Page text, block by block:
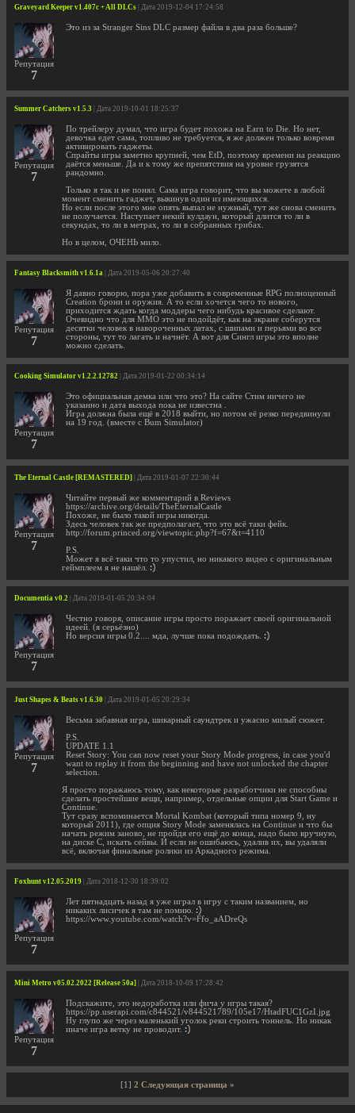
Graveyard Keeper v1.407c + All DLCs | Дата 2019-12-04 17:24:58
Репутация
7
Это из за Stranger Sins DLC размер файла в два раза больше?
Summer Catchers v1.5.3 | Дата 2019-10-01 18:25:37
Репутация
7
По трейлеру думал, что игра будет похожа на Earn to Die. Но нет,
девочка едет сама, топливо не требуется, я же должен только вовремя
активировать гаджеты.
Спрайты игры заметно крупней, чем EtD, поэтому времени на реакцию
даётся меньше. Да и к тому же препятствия на уровне грузятся
рандомно.
Только я так и не понял. Сама игра говорит, что вы можете в любой
момент сменить гаджет, выкинув один из имеющихся.
Но если после этого мне опять выпал не нужный, тут же снова сменить
не получается. Наступает некий кулдаун, который длится то ли в
секундах, то ли в метрах, то ли в собранных грибах.
Но в целом, ОЧЕНЬ мило.
Fantasy Blacksmith v1.6.1a | Дата 2019-05-06 20:27:40
Репутация
7
Я давно говорю, пора уже добавить в современные RPG полноценный
Creation брони и оружия. А то если хочется чего то нового,
приходится ждать когда моддеры чего нибудь красивое сделают.
Очевидно что для MMO это не подойдёт, как на экране соберутся
десятки человек в навороченных латах, с шипами и перьями во все
стороны, тут то лагать и начнёт. А вот для Сингл игры это вполне
можно сделать.
Cooking Simulator v1.2.2.12782 | Дата 2019-01-22 00:34:14
Репутация
7
Это официальная демка или что это? На сайте Стим ничего не
указанно и дата выхода пока не известна .
Игра должна была ещё в 2018 выйти, но потом её резко передвинули
на 19 год. (вместе с Bum Simulator)
The Eternal Castle [REMASTERED] | Дата 2019-01-07 22:30:44
Репутация
7
Читайте первый же комментарий в Reviews
https://archive.org/details/TheEternalCastle
Похоже, не было такой игры никогда.
Здесь человек так же предполагает, что это всё таки фейк.
http://forum.princed.org/viewtopic.php?f=67&t=4110
P.S.
Может я всё таки что то упустил, но никакого видео с оригинальным
геймплеем я не нашёл.
Documentia v0.2 | Дата 2019-01-05 20:34:04
Репутация
7
Честно говоря, описание игры просто поражает своей оригинальной
идеей. (я серьёзно)
Но версия игры 0.2.... мда, лучше пока подождать.
Just Shapes & Beats v1.6.30 | Дата 2019-01-05 20:29:34
Репутация
7
Весьма забавная игра, шикарный саундтрек и ужасно милый сюжет.
P.S.
UPDATE 1.1
Reset Story: You can now reset your Story Mode progress, in case you'd
want to replay it from the beginning and have not unlocked the chapter
selection.
Я просто поражаюсь тому, как некоторые разработчики не способны
сделать простейшие вещи, например, отдельные опции для Start Game и
Continue.
Тут сразу вспоминается Mortal Kombat (который типа номер 9, ну
который 2011), где опция Story Mode заменялась на Continue и что бы
начать режим заново, не пройдя его ещё до конца, надо было вручную,
на диске С, искать сейвы. И если не ошибаюсь, удалив их, вы удаляли
всё, включая финальные ролики из Аркадного режима.
Foxhunt v12.05.2019 | Дата 2018-12-30 18:39:02
Репутация
7
Лет пятнадцать назад я уже играл в игру с таким названием, но
никаких лисичек я там не помню.
https://www.youtube.com/watch?v=Ffo_aADreQs
Mini Metro v05.02.2022 [Release 50a] | Дата 2018-10-09 17:28:42
Репутация
7
Подскажите, это недоработка или фича у игры такая?
https://pp.userapi.com/c844521/v844521789/105e17/HtadFUC1GzI.jpg
Ну глупо же через маленький уголок реки строить тоннель. Но никак
иначе игра ветку не проводит.
[1] 2 Следующая страница »